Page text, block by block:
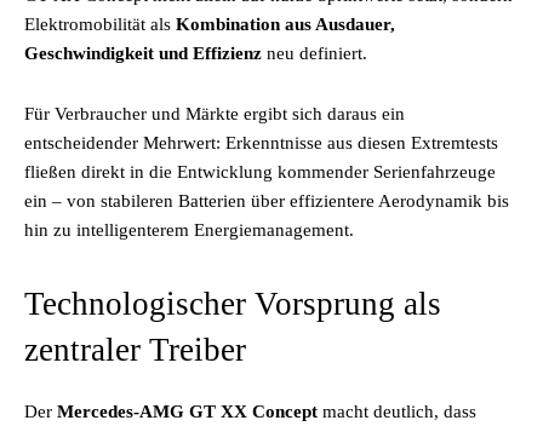
Elektromobilität als Kombination aus Ausdauer,
Geschwindigkeit und Effizienz neu definiert.
Für Verbraucher und Märkte ergibt sich daraus ein
entscheidender Mehrwert: Erkenntnisse aus diesen Extremtests
fließen direkt in die Entwicklung kommender Serienfahrzeuge
ein – von stabileren Batterien über effizientere Aerodynamik bis
hin zu intelligenterem Energiemanagement.
Technologischer Vorsprung als
zentraler Treiber
Der Mercedes-AMG GT XX Concept macht deutlich, dass